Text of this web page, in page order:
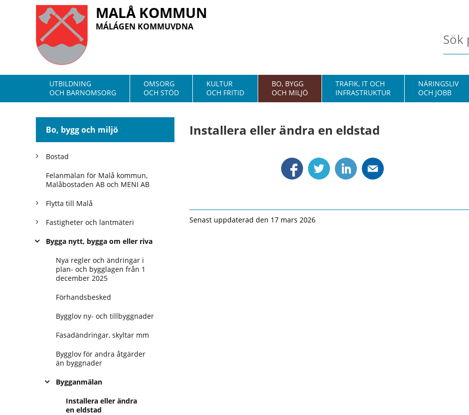
MALÅ KOMMUN
MÁLÁGEN KOMMUVDNA
UTBILDNING
OCH BARNOMSORG
OMSORG
OCH STÖD
KULTUR
OCH FRITID
BO, BYGG
OCH MILJÖ
TRAFIK, IT OCH
INFRASTRUKTUR
NÄRINGSLIV
OCH JOBB
Bo, bygg och miljö
Bostad
Felanmälan för Malå kommun,
Malåbostaden AB och MENI AB
Flytta till Malå
Fastigheter och lantmäteri
Bygga nytt, bygga om eller riva
Nya regler och ändringar i
plan- och bygglagen från 1
december 2025
Förhandsbesked
Bygglov ny- och tillbyggnader
Fasadändringar, skyltar mm
Bygglov för andra åtgärder
än byggnader
Bygganmälan
Installera eller ändra
en eldstad
Installera eller ändra en eldstad
Senast uppdaterad den 17 mars 2026